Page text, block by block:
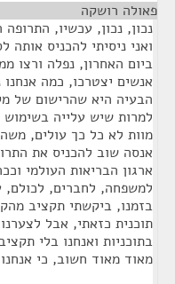
פאולה רושקה
נכון, נכון, עכשיו,
ואני ניסיתי להכניס אותה
ביום האחרון, נפלה ורצו
אנשים יצטרכו, כמה
הבעיה היא שהרישום של
למרות שיש עלייה בשימוש
מוות לא כל כך עולים,
ארגון הבריאות העולמי
למשפחה, לחברים, לכולם,
בזמנו, ביקשתי תקציב
תוכנית כזאתי, אבל
בתוכניות ואנחנו בלי
מאוד מאוד חשוב, כי